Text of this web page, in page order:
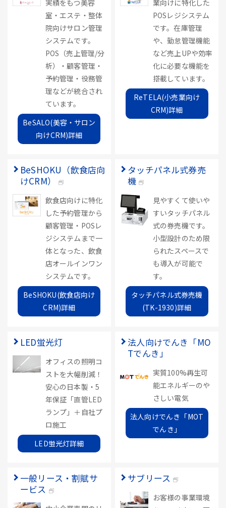
実績をもつ美容
室・エステ・整体
院向けサロン管理
システムです。
POS（売上管理/分
析）・顧客管理・
予約管理・役務管
理などが統合され
ています。
BeSALO(美容・サロン
向けCRM)詳細
業向けに特化した
POSレジシステム
です。在庫管理
や、勤怠管理機能
など売上UPや効率
化に必要な機能を
搭載しています。
ReTELA(小売業向け
CRM)詳細
BeSHOKU（飲食店向
けCRM）
飲食店向けに特化
した予約管理から
顧客管理・POSレ
ジシステムまで一
体となった、飲食
店オールインワン
システムです。
BeSHOKU(飲食店向け
CRM)詳細
タッチパネル式券売
機
見やすくて使いや
すいタッチパネル
式の券売機です。
小型設計のため限
られたスペースで
も導入が可能で
す。
タッチパネル式券売機
(TK-1930)詳細
LED蛍光灯
オフィスの照明コ
ストを大幅削減！
安心の日本製・5
年保証「直管LED
ランプ」＋自社プ
ロ施工
LED蛍光灯詳細
法人向けでんき「MO
Tでんき」
実質100%再生可
能エネルギーのや
さしい電気
法人向けでんき「MOT
でんき」
一般リース・割賦サ
ービス
サブリース
お客様の事業環境